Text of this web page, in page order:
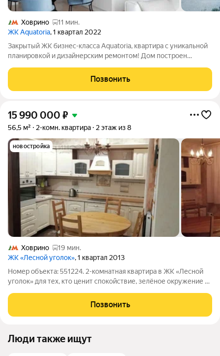
Ховрино
11 мин.
ЖК Aquatoria, 1 квартал 2022
Закрытый ЖК бизнес-класса Aquatoria, квартира с уникальной
планировкой и дизайнерским ремонтом! Дом построен
безупречной репутацией строительства и проектирования. О
квартире: - Редкая планировка
Позвонить
15 990 000 ₽
56,5 м² 2-комн. квартира 2 этаж из 8
новостройка
Ховрино
19 мин.
ЖК «Лесной уголок», 1 квартал 2013
Номер объекта: 551224. 2-комнатная квартира в ЖК «Лесной
уголок» для тех, кто ценит спокойствие, зелёное окружение и
застройки. Один из самых уютных жилых комплексов в Химках
с малоэтажной
Позвонить
Люди также ищут